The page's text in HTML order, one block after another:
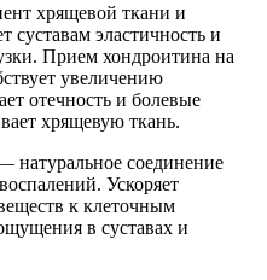
хрящевой ткани и
суставам эластичность и
Прием хондроитина на
увеличению
отечность и болевые
хрящевую ткань.
натуральное соединение
Ускоряет
к клеточным
в суставах и